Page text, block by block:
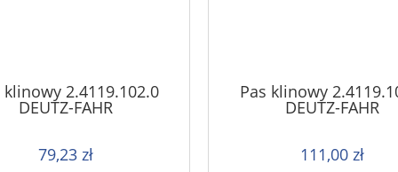
klinowy 2.4119.102.0
DEUTZ-FAHR
79,23 zł
Pas klinowy
DEUTZ-FAHR
111,00 zł